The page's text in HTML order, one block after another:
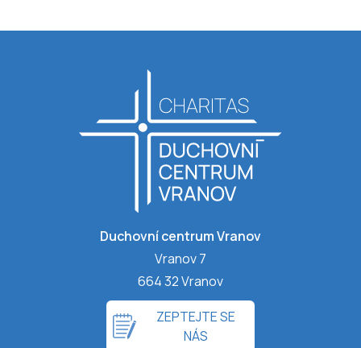
Duchovní centrum Vranov
Vranov 7
664 32 Vranov
ZEPTEJTE SE
NÁS